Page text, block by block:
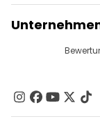
Anbieter-
Affiliate-
Reiseziele
Kontakt
Gruppen